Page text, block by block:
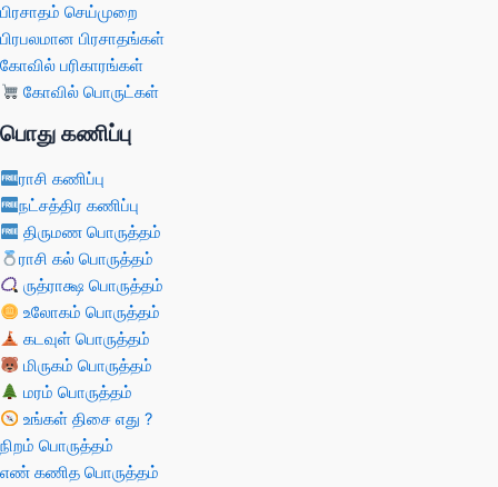
பிரசாதம் செய்முறை
பிரபலமான பிரசாதங்கள்
கோவில் பரிகாரங்கள்
கோவில் பொருட்கள்
பொது கணிப்பு
ராசி கணிப்பு
நட்சத்திர கணிப்பு
திருமண பொருத்தம்
ராசி கல் பொருத்தம்
ருத்ராக்ஷ பொருத்தம்
உலோகம் பொருத்தம்
கடவுள் பொருத்தம்
மிருகம் பொருத்தம்
மரம் பொருத்தம்
உங்கள் திசை எது ?
நிறம் பொருத்தம்
எண் கணித பொருத்தம்